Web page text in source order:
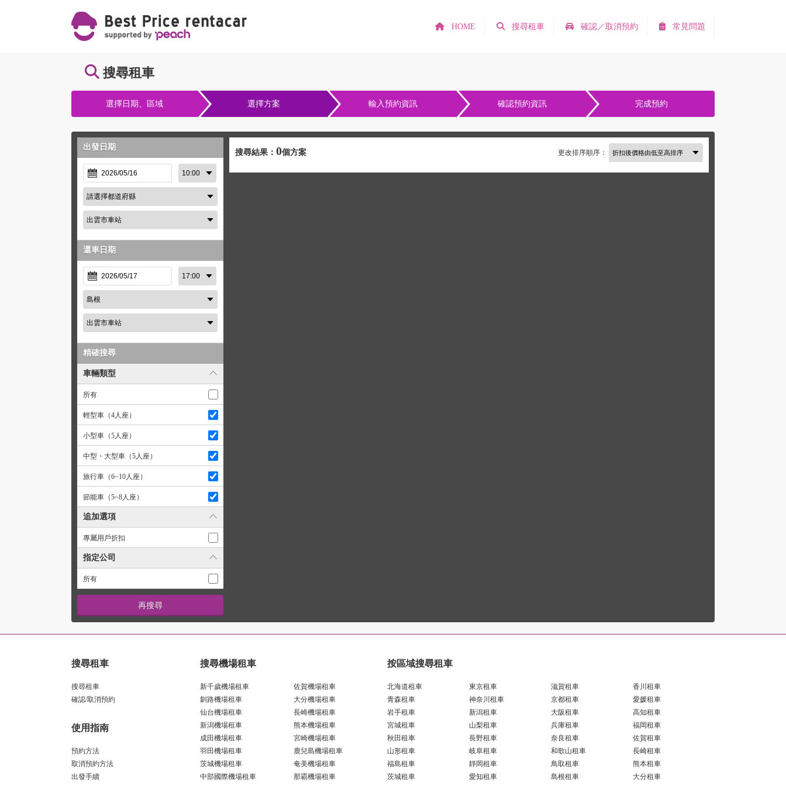
常見問題
確認／取消預約
搜尋租車
HOME
搜尋租車
選擇日期、區域 選擇方案 輸入預約資訊 確認預約資訊 完成預約
出發日期
還車日期
精確搜尋
車輛類型
所有
輕型車（4人座）
小型車（5人座）
中型・大型車（5人座）
旅行車（6~10人座）
節能車（5~8人座）
追加選項
專屬用戶折扣
指定公司
所有
搜尋結果： 0個方案 更改排序順序：
搜尋租車
搜尋租車
確認/取消預約
使用指南
預約方法
取消預約方法
出發手續
搜尋機場租車
新千歲機場租車
釧路機場租車
仙台機場租車
新潟機場租車
成田機場租車
羽田機場租車
茨城機場租車
中部國際機場租車
佐賀機場租車
大分機場租車
長崎機場租車
熊本機場租車
宮崎機場租車
鹿兒島機場租車
奄美機場租車
那霸機場租車
按區域搜尋租車
北海道租車
青森租車
岩手租車
宮城租車
秋田租車
山形租車
福島租車
茨城租車
東京租車
神奈川租車
新潟租車
山梨租車
長野租車
岐阜租車
靜岡租車
愛知租車
滋賀租車
京都租車
大阪租車
兵庫租車
奈良租車
和歌山租車
鳥取租車
島根租車
香川租車
愛媛租車
高知租車
福岡租車
佐賀租車
長崎租車
熊本租車
大分租車